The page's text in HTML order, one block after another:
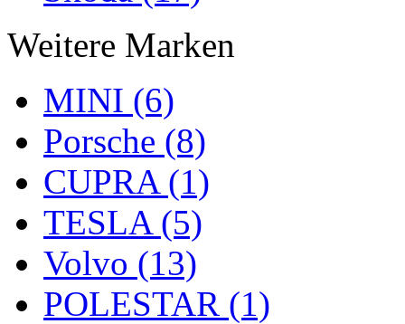
Weitere Marken
MINI (6)
Porsche (8)
CUPRA (1)
TESLA (5)
Volvo (13)
POLESTAR (1)